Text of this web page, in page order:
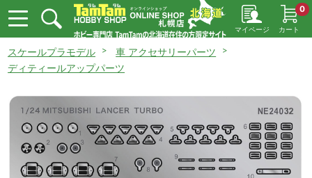
マイページ カート
0
スケールプラモデル
車 アクセサリーパーツ
ディティールアップパーツ